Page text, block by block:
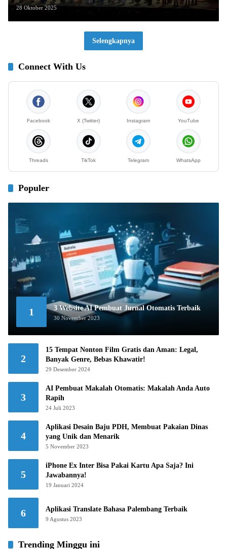
Orkestra
28 Oktober 2025
Selengkapnya
Connect With Us
Facebook X (Twitter) Instagram YouTube
Threads TikTok Telegram WhatsApp
Populer
1 3 Website AI Pembuat Jurnal Otomatis Terbaik
30 November 2023
2
15 Tempat Nonton Film Gratis dan Aman: Legal,
Banyak Genre, Bebas Khawatir!
29 Desember 2024
3
AI Pembuat Makalah Otomatis: Makalah Anda Auto
Rapih
24 Juli 2023
4
Aplikasi Desain Baju PDH, Membuat Pakaian Dinas
yang Unik dan Menarik
5 November 2023
5
iPhone Ex Inter Bisa Pakai Kartu Apa Saja? Ini
Jawabannya!
19 Januari 2024
6 Aplikasi Translate Bahasa Palembang Terbaik
9 Agustus 2023
Trending Minggu ini